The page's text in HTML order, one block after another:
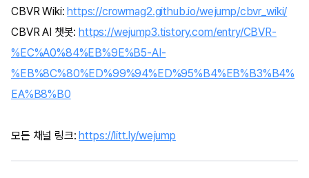
CBVR Wiki:https://crowmag2.github.io/wejump/cbvr_wiki/
CBVR AI 챗봇:https://wejump3.tistory.com/entry/CBVR-
%EC%A0%84%EB%9E%B5-AI-
%EB%8C%80%ED%99%94%ED%95%B4%EB%B3%B4%
EA%B8%B0
모든 채널 링크:https://litt.ly/wejump